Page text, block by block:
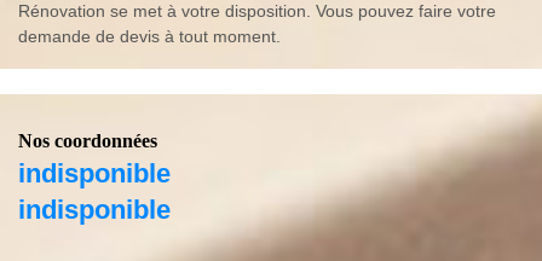
Rénovation se met à votre disposition. Vous pouvez faire votre
demande de devis à tout moment.
Nos coordonnées
indisponible
indisponible